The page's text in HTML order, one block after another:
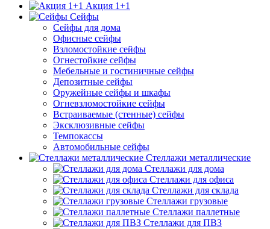
Акция 1+1
Сейфы
Сейфы для дома
Офисные сейфы
Взломостойкие сейфы
Огнестойкие сейфы
Мебельные и гостиничные сейфы
Депозитные сейфы
Оружейные сейфы и шкафы
Огневзломостойкие сейфы
Встраиваемые (стенные) сейфы
Эксклюзивные сейфы
Темпокассы
Автомобильные сейфы
Стеллажи металлические
Стеллажи для дома
Стеллажи для офиса
Стеллажи для склада
Стеллажи грузовые
Стеллажи паллетные
Стеллажи для ПВЗ